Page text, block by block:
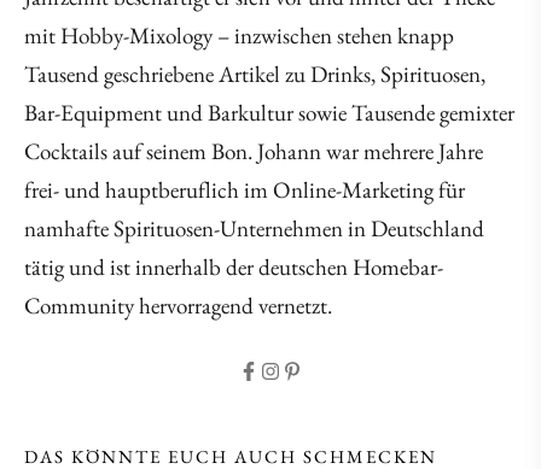
mit Hobby-Mixology – inzwischen stehen knapp
Tausend geschriebene Artikel zu Drinks, Spirituosen,
Bar-Equipment und Barkultur sowie Tausende gemixter
Cocktails auf seinem Bon. Johann war mehrere Jahre
frei- und hauptberuflich im Online-Marketing für
namhafte Spirituosen-Unternehmen in Deutschland
tätig und ist innerhalb der deutschen Homebar-
Community hervorragend vernetzt.
DAS KÖNNTE EUCH AUCH SCHMECKEN